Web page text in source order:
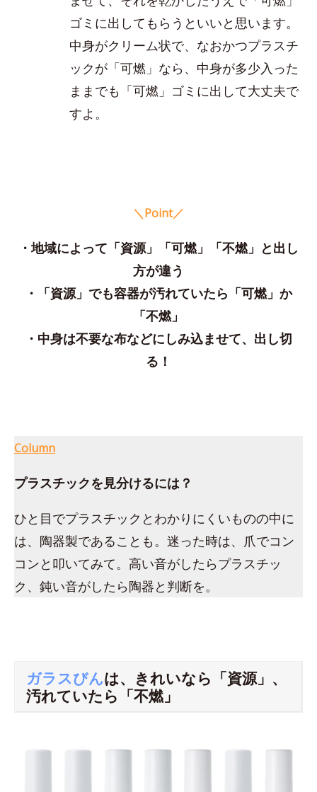
ゴミに出してもらうといいと思います。
中身がクリーム状で、なおかつプラスチ
ックが「可燃」なら、中身が多少入った
ままでも「可燃」ゴミに出して大丈夫で
すよ。
＼Point／
・地域によって「資源」「可燃」「不燃」と出し
方が違う
・「資源」でも容器が汚れていたら「可燃」か
「不燃」
・中身は不要な布などにしみ込ませて、出し切
る！
Column
プラスチックを見分けるには？
ひと目でプラスチックとわかりにくいものの中に
は、陶器製であることも。迷った時は、爪でコン
コンと叩いてみて。高い音がしたらプラスチッ
ク、鈍い音がしたら陶器と判断を。
ガラスびんは、きれいなら「資源」、
汚れていたら「不燃」